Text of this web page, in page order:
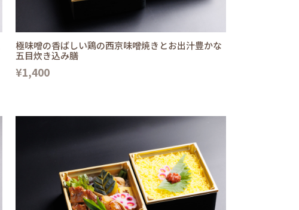
極味噌の香ばしい鶏の西京味噌焼きとお出汁豊かな
五目炊き込み膳
¥1,400